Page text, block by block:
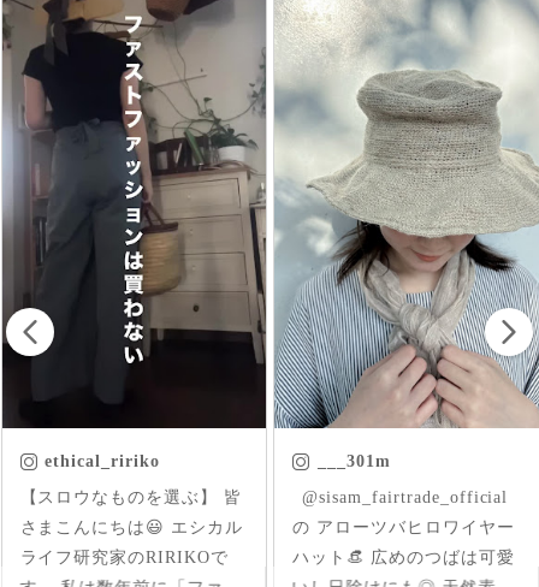
___301m
ㅤㅤㅤ @sisam_fairtrade_official
の アローツバヒロワイヤー
ハット👒 広めのつばは可愛
chica.chikako
首元にはいった草花刺繍が
さりげなくアクセントにな
ったインド産のオーガニッ